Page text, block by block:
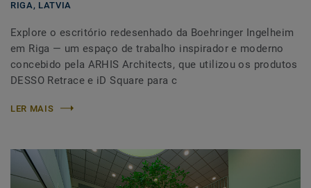
RIGA, LATVIA
Explore o escritório redesenhado da Boehringer Ingelheim
em Riga — um espaço de trabalho inspirador e moderno
concebido pela ARHIS Architects, que utilizou os produtos
DESSO Retrace e iD Square para c
LER MAIS